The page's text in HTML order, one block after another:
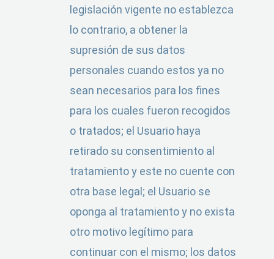
legislación vigente no establezca
lo contrario, a obtener la
supresión de sus datos
personales cuando estos ya no
sean necesarios para los fines
para los cuales fueron recogidos
o tratados; el Usuario haya
retirado su consentimiento al
tratamiento y este no cuente con
otra base legal; el Usuario se
oponga al tratamiento y no exista
otro motivo legítimo para
continuar con el mismo; los datos